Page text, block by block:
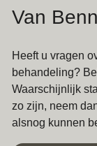
Implantologie
Aligners
Van
Heeft u vragen
behandeling?
Waarschijnlijk
zo zijn, neem
alsnog kunnen